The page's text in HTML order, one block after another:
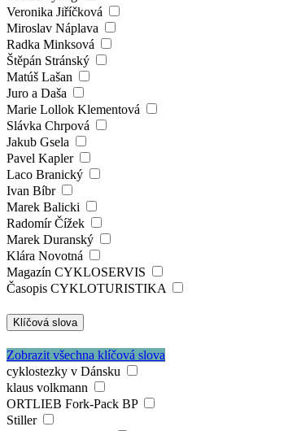
Veronika Jiříčková
Miroslav Náplava
Radka Minksová
Štěpán Stránský
Matúš Lašan
Juro a Daša
Marie Lollok Klementová
Slávka Chrpová
Jakub Gsela
Pavel Kapler
Laco Branický
Ivan Bíbr
Marek Balicki
Radomír Čížek
Marek Duranský
Klára Novotná
Magazín CYKLOSERVIS
Časopis CYKLOTURISTIKA
Klíčová slova
Zobrazit všechna klíčová slova
cyklostezky v Dánsku
klaus volkmann
ORTLIEB Fork-Pack BP
Stiller